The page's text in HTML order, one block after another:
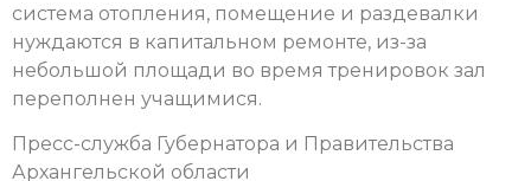
система отопления, помещение и раздевалки
нуждаются в капитальном ремонте, из-за
небольшой площади во время тренировок зал
переполнен учащимися.
Пресс-служба Губернатора и Правительства
Архангельской области